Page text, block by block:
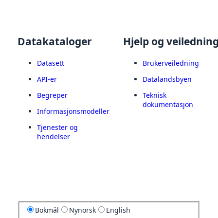
Datakataloger
Datasett
API-er
Begreper
Informasjonsmodeller
Tjenester og
hendelser
Hjelp og
Brukerveiledning
Datalandsbyen
Teknisk
dokumentasjon
Bokmål Nynorsk English